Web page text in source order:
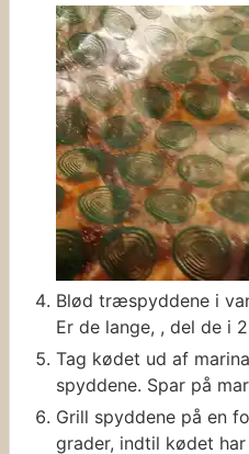
Blød træspyddene i
Er de lange, , del de i 2
Tag kødet ud af
spyddene. Spar på
Grill spyddene på en
grader, indtil kødet